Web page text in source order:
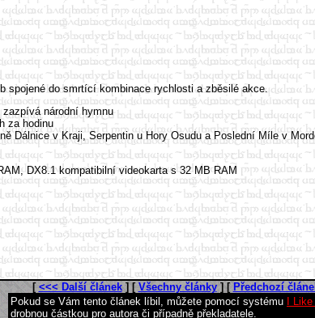
spojené do smrtící kombinace rychlosti a zběsilé akce.
národní hymnu
za hodinu
Dálnice v Kraji, Serpentin u Hory Osudu a Poslední Míle v
DX8.1 kompatibilní videokarta s 32 MB RAM
[ <<< Další článek] [ Všechny články] [ Předchozí
Pokud se Vám tento článek líbil, můžete pomocí systému I Like
drobnou částkou pro autora či případně překladatele.